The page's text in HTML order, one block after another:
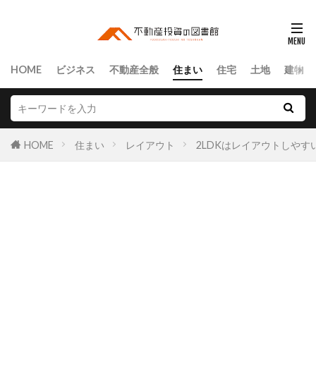
HOME ビジネス 不動産全般 住まい 住宅 土地 建物
HOME 住まい レイアウト 2LDKはレイアウトしやす